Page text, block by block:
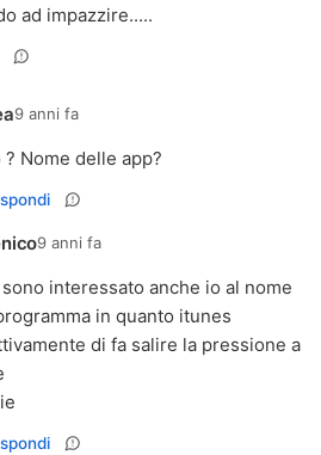
ad impazzire.....
9 anni fa
? Nome delle app?
9 anni fa
interessato anche io al nome
in quanto itunes
di fa salire la pressione a